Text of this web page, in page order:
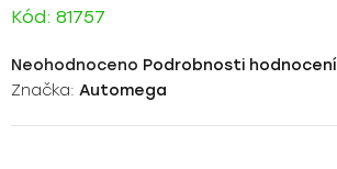
Kód: 81757
Průměrné
hodnocení
Neohodnoceno Podrobnosti hodnocení
Značka: Automega